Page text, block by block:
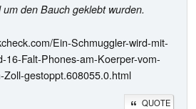
den Bauch geklebt wurden.
Ein-Schmuggler-wird-mit-
16-Falt-Phones-am-Koerper-vom-
Zoll-gestoppt.608055.0.html
QUOTE